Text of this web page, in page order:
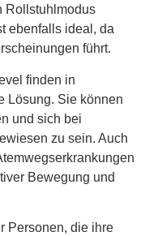
Rollstuhlmodus
ebenfalls ideal, da
führt.
finden in
Lösung. Sie können
und sich bei
zu sein. Auch
Bewegung und
Personen, die ihre